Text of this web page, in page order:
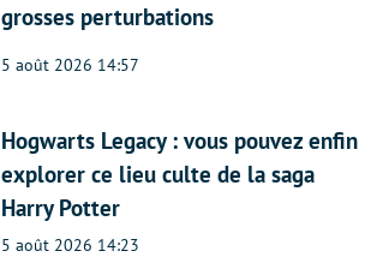
grosses perturbations
5 août 2026 14:57
Hogwarts Legacy : vous pouvez enfin
explorer ce lieu culte de la saga
Harry Potter
5 août 2026 14:23